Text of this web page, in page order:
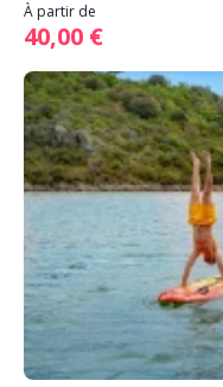
À partir de
40,00 €